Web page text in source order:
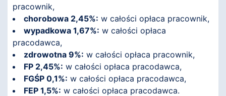
pracownik,
chorobowa 2,45%: w całości opłaca pracownik,
wypadkowa 1,67%: w całości opłaca
pracodawca,
zdrowotna 9%: w całości opłaca pracownik,
FP 2,45%: w całości opłaca pracodawca,
FGŚP 0,1%: w całości opłaca pracodawca,
FEP 1,5%: w całości opłaca pracodawca.